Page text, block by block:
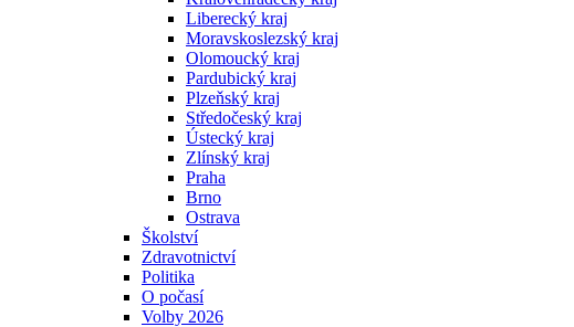
Liberecký kraj
Moravskoslezský kraj
Olomoucký kraj
Pardubický kraj
Plzeňský kraj
Středočeský kraj
Ústecký kraj
Zlínský kraj
Praha
Brno
Ostrava
Školství
Zdravotnictví
Politika
O počasí
Volby 2026